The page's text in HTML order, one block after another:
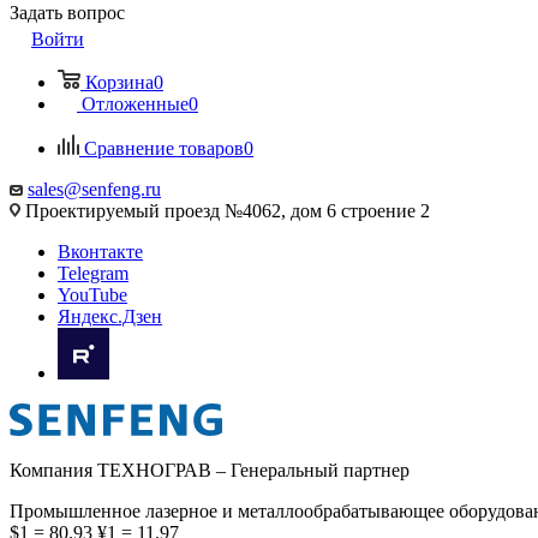
Задать вопрос
Войти
Корзина0
Отложенные0
Сравнение товаров0
sales@senfeng.ru
Проектируемый проезд №4062, дом 6 строение 2
Вконтакте
Telegram
YouTube
Яндекс.Дзен
Компания ТЕХНОГРАВ – Генеральный партнер
Промышленное лазерное и металлообрабатывающее
$1 = 80.93 ¥1 = 11.97